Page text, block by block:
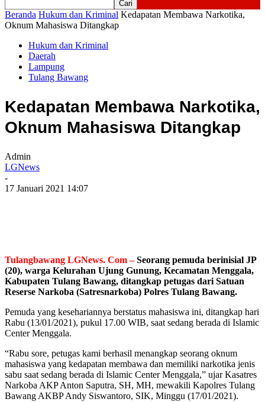
Beranda Hukum dan Kriminal Kedapatan Membawa Narkotika,
Oknum Mahasiswa Ditangkap
Hukum dan Kriminal
Daerah
Lampung
Tulang Bawang
Kedapatan Membawa Narkotika,
Oknum Mahasiswa Ditangkap
Admin
LGNews
-
17 Januari 2021 14:07
Tulangbawang LGNews. Com –Seorang pemuda berinisial JP
(20), warga Kelurahan Ujung Gunung, Kecamatan Menggala,
Kabupaten Tulang Bawang, ditangkap petugas dari Satuan
Reserse Narkoba (Satresnarkoba) Polres Tulang Bawang.
Pemuda yang kesehariannya berstatus mahasiswa ini, ditangkap hari
Rabu (13/01/2021), pukul 17.00 WIB, saat sedang berada di Islamic
Center Menggala.
“Rabu sore, petugas kami berhasil menangkap seorang oknum
mahasiswa yang kedapatan membawa dan memiliki narkotika jenis
sabu saat sedang berada di Islamic Center Menggala,” ujar Kasatres
Narkoba AKP Anton Saputra, SH, MH, mewakili Kapolres Tulang
Bawang AKBP Andy Siswantoro, SIK, Minggu (17/01/2021).